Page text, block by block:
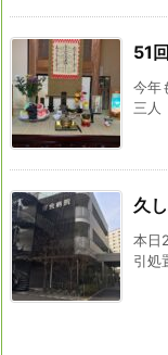
51
今年
三人
久
本日
引処